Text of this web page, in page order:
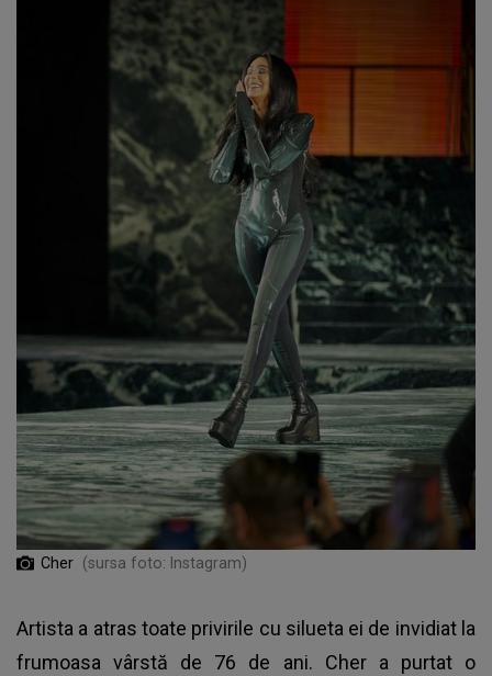
Cher (sursa foto: Instagram)
Artista a atras toate privirile cu silueta ei de invidiat la
frumoasa vârstă de 76 de ani. Cher a purtat o